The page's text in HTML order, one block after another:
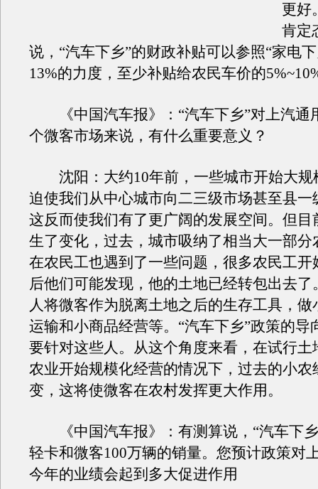
更好
肯定
说，“汽车下乡”的财政补贴可以参照“家电
13%的力度，至少补贴给农民车价的
《中国汽车报》：“汽车下乡”对上汽通
个微客市场来说，有什么重要意义？
沈阳：大约10年前，一些城市开始大规
迫使我们从中心城市向二三级市场甚至县一
这反而使我们有了更广阔的发展空间。但目
生了变化，过去，城市吸纳了相当大一部分
在农民工也遇到了一些问题，很多农民工开
后他们可能发现，他的土地已经转包出去了
人将微客作为脱离土地之后的生存工具，做
运输和小商品经营等。“汽车下乡”政策的导
要针对这些人。从这个角度来看，在试行土
农业开始规模化经营的情况下，过去的小农
变，这将使微客在农村发挥更大作用。
《中国汽车报》：有测算说，“汽车下乡
轻卡和微客100万辆的销量。您预计政策对
今年的业绩会起到多大促进作用